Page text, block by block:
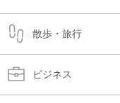
散歩・旅行
ビジネス